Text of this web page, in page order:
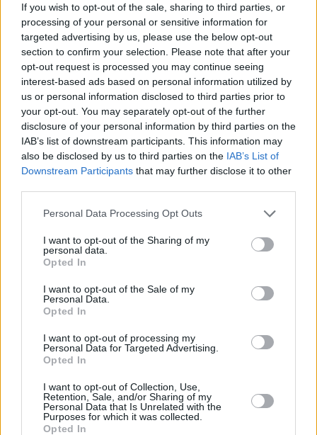
If you wish to opt-out of the sale, sharing to third parties, or
processing of your personal or sensitive information for
targeted advertising by us, please use the below opt-out
section to confirm your selection. Please note that after your
opt-out request is processed you may continue seeing
interest-based ads based on personal information utilized by
us or personal information disclosed to third parties prior to
your opt-out. You may separately opt-out of the further
disclosure of your personal information by third parties on the
IAB’s list of downstream participants. This information may
also be disclosed by us to third parties on the IAB’s List of
Downstream Participants that may further disclose it to other
Personal Data Processing Opt Outs
I want to opt-out of the Sharing of my
personal data.
Opted In
I want to opt-out of the Sale of my
Personal Data.
Opted In
I want to opt-out of processing my
Personal Data for Targeted Advertising.
Opted In
I want to opt-out of Collection, Use,
Retention, Sale, and/or Sharing of my
Personal Data that Is Unrelated with the
Purposes for which it was collected.
Opted In
Συνεντεύξεις 18/11/2025
Δήμητρα Δερζέκου: «Λέω τη δική μου
αλήθεια»
Συνεντεύξεις 18/11/2025
Τζεφ Μοντάνα: «Κανένας δεν μπορεί